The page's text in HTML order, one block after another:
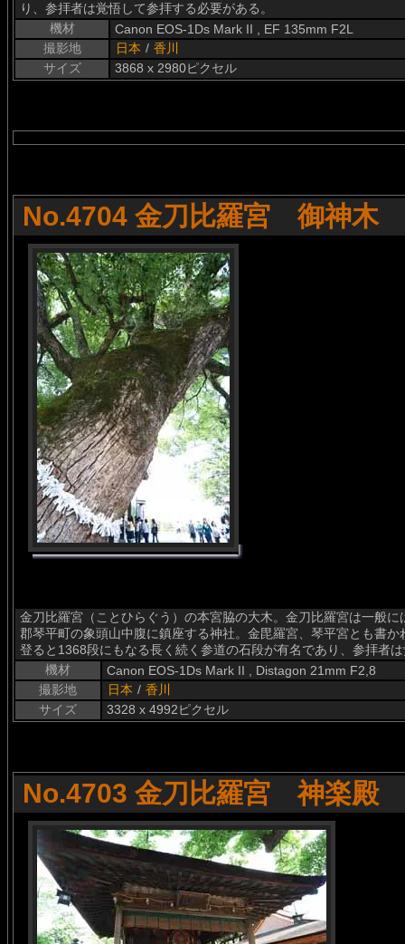
り、参拝者は覚悟して参拝する必要がある。
機材
Canon EOS-1Ds Mark II , EF 135mm F2L
撮影地
日本 / 香川
サイズ
3868 x 2980ピクセル
No.4704 金刀比羅宮 御神木
金刀比羅宮（ことひらぐう）の本宮脇の大木。金刀比羅宮は一般
郡琴平町の象頭山中腹に鎮座する神社。金毘羅宮、琴平宮とも書
登ると1368段にもなる長く続く参道の石段が有名であり、参拝者
機材
Canon EOS-1Ds Mark II , Distagon 21mm F2,8
撮影地
日本 / 香川
サイズ
3328 x 4992ピクセル
No.4703 金刀比羅宮 神楽殿